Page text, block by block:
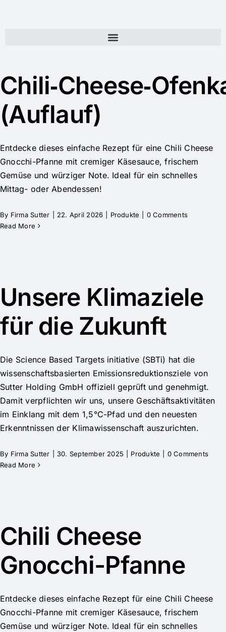
(Auflauf)
Entdecke dieses einfache Rezept für eine Chili Cheese
Gnocchi-Pfanne mit cremiger Käsesauce, frischem
Gemüse und würziger Note. Ideal für ein schnelles
Mittag- oder Abendessen!
By Firma Sutter 22. April 2026 Produkte
0 Comments
Read More
Unsere Klimaziele
für die Zukunft
Die Science Based Targets initiative (SBTi) hat die
wissenschaftsbasierten Emissionsreduktionsziele von
Sutter Holding GmbH offiziell geprüft und genehmigt.
Damit verpflichten wir uns, unsere Geschäftsaktivitäten
im Einklang mit dem 1,5°C-Pfad und den neuesten
Erkenntnissen der Klimawissenschaft auszurichten.
By Firma Sutter 30. September 2025 Produkte
0 Comments
Read More
Chili Cheese
Gnocchi-Pfanne
Entdecke dieses einfache Rezept für eine Chili Cheese
Gnocchi-Pfanne mit cremiger Käsesauce, frischem
Gemüse und würziger Note. Ideal für ein schnelles